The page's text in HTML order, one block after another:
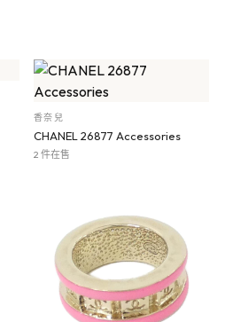
香奈兒
CHANEL 26877 Accessories
2 件在售